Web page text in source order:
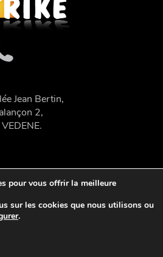
Jean Bertin,
2,
: Adgence
droits réservés.
pour vous offrir la meilleure
sur les cookies que nous utilisons ou
.